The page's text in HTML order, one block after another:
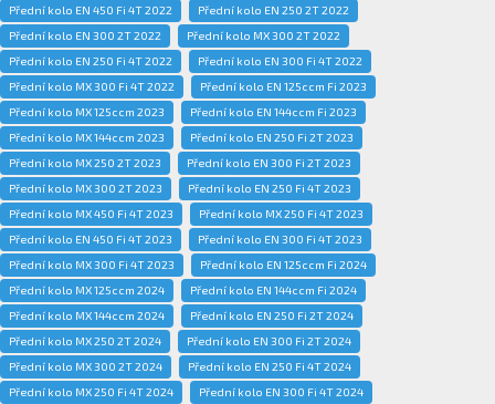
Přední kolo EN 450 Fi 4T 2022
Přední kolo EN 250 2T 2022
Přední kolo EN 300 2T 2022
Přední kolo MX 300 2T 2022
Přední kolo EN 250 Fi 4T 2022
Přední kolo EN 300 Fi 4T 2022
Přední kolo MX 300 Fi 4T 2022
Přední kolo EN 125ccm Fi 2023
Přední kolo MX 125ccm 2023
Přední kolo EN 144ccm Fi 2023
Přední kolo MX 144ccm 2023
Přední kolo EN 250 Fi 2T 2023
Přední kolo MX 250 2T 2023
Přední kolo EN 300 Fi 2T 2023
Přední kolo MX 300 2T 2023
Přední kolo EN 250 Fi 4T 2023
Přední kolo MX 450 Fi 4T 2023
Přední kolo MX 250 Fi 4T 2023
Přední kolo EN 450 Fi 4T 2023
Přední kolo EN 300 Fi 4T 2023
Přední kolo MX 300 Fi 4T 2023
Přední kolo EN 125ccm Fi 2024
Přední kolo MX 125ccm 2024
Přední kolo EN 144ccm Fi 2024
Přední kolo MX 144ccm 2024
Přední kolo EN 250 Fi 2T 2024
Přední kolo MX 250 2T 2024
Přední kolo EN 300 Fi 2T 2024
Přední kolo MX 300 2T 2024
Přední kolo EN 250 Fi 4T 2024
Přední kolo MX 250 Fi 4T 2024
Přední kolo EN 300 Fi 4T 2024